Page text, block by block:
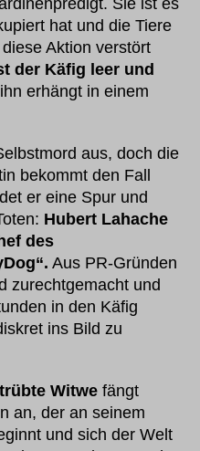
Sie ist es
hat und die Tiere
Aktion verstört
der Käfig leer und
erhängt in einem
aus, doch die
bekommt den Fall
er eine Spur und
Hubert Lahache
des
Aus PR-Gründen
zurechtgemacht und
in den Käfig
ins Bild zu
Witwe fängt
an, der an seinem
und sich der Welt